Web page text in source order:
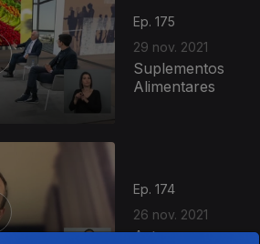
Ep. 175
29 nov. 2021
Suplementos
Alimentares
Ep. 174
26 nov. 2021
Astros